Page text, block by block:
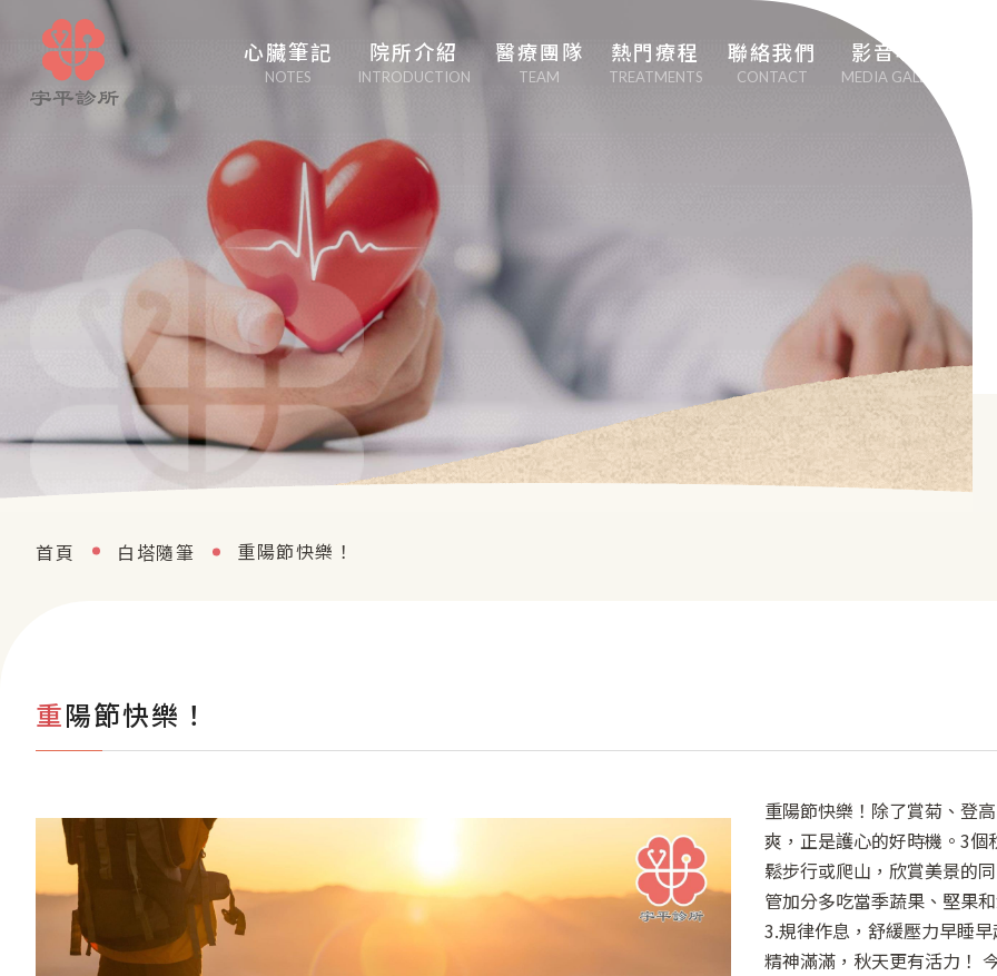
心臟筆記
NOTES
心臟管家
醫學博采
白塔隨筆
心事性事
輕盈人生
口吃大醫生
院所介紹
INTRODUCTION
醫療團隊
TEAM
熱門療程
TREATMENTS
男性健康醫學（性
功能勃起障礙治
聯絡我們
CONTACT
影音專區
MEDIA GALLERY
首頁 白塔隨筆 重陽節快樂！
重陽節快樂！
重陽節快樂！除了賞菊、登
爽，正是護心的好時機。3
鬆步行或爬山，欣賞美景的
管加分多吃當季蔬果、堅果
3.規律作息，舒緩壓力早睡
精神滿滿，秋天更有活力！